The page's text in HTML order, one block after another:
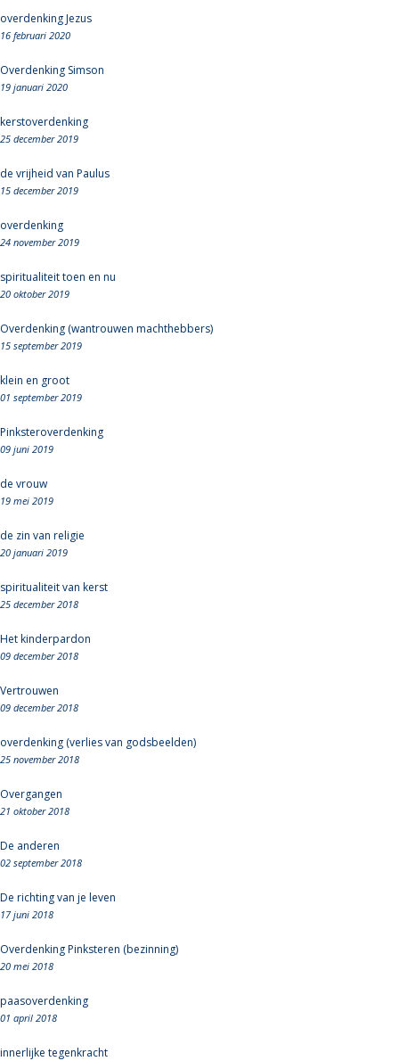
overdenking Jezus
16 februari 2020
Overdenking Simson
19 januari 2020
kerstoverdenking
25 december 2019
de vrijheid van Paulus
15 december 2019
overdenking
24 november 2019
spiritualiteit toen en nu
20 oktober 2019
Overdenking (wantrouwen machthebbers)
15 september 2019
klein en groot
01 september 2019
Pinksteroverdenking
09 juni 2019
de vrouw
19 mei 2019
de zin van religie
20 januari 2019
spiritualiteit van kerst
25 december 2018
Het kinderpardon
09 december 2018
Vertrouwen
09 december 2018
overdenking (verlies van godsbeelden)
25 november 2018
Overgangen
21 oktober 2018
De anderen
02 september 2018
De richting van je leven
17 juni 2018
Overdenking Pinksteren (bezinning)
20 mei 2018
paasoverdenking
01 april 2018
innerlijke tegenkracht